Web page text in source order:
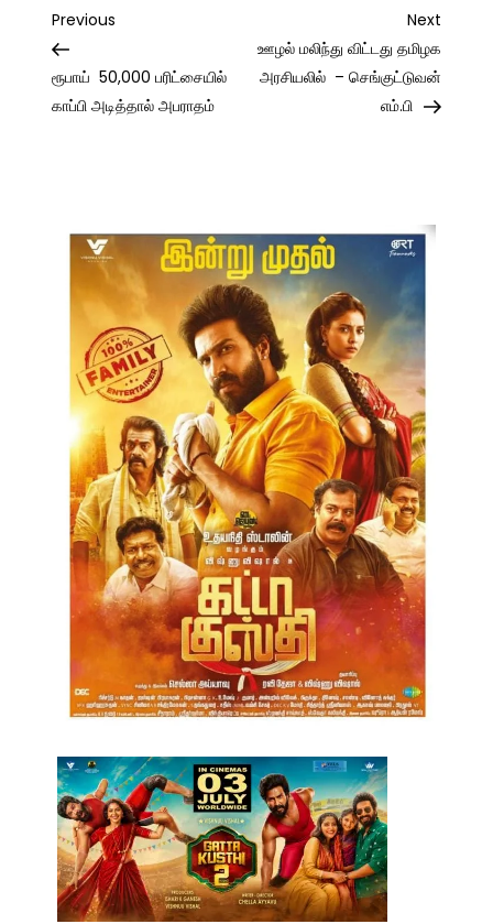
Post
navigation
Previous
Post
Previous
ரூபாய் 50,000 பரிட்சையில்
காப்பி அடித்தால் அபராதம்
Next
Post
Next
ஊழல் மலிந்து விட்டது தமிழக
அரசியலில் – செங்குட்டுவன்
எம்.பி